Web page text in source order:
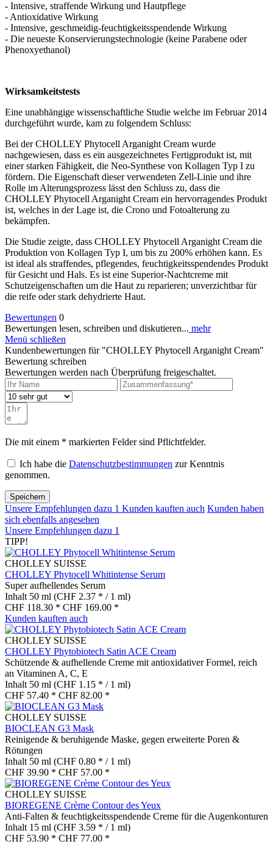
- Intensive, straffende Wirkung und Hautpflege
- Antioxidative Wirkung
- Intensive, geschmeidig-feuchtigkeitsspendende Wirkung
- Die neueste Konservierungstechnologie (keine Parabene oder
Phenoxyethanol)
Wirksamkeitstests
Eine unabhängige wissenschaftliche Studie welche im Februar 2014
durchgeführt wurde, kam zu folgendem Schluss:
Bei der CHOLLEY Phytocell Arganight Cream wurde
nachgewiesen, dass es ein ausgezeichnetes Fertigprodukt ist, mit
einer starken Fähigkeit, die Neo-Synthese von Kollagen Typ I zu
fördern. Die Eigenschaft dieser verwendeten Zell-Linie und ihre
Rolle im Alterungsprozess lässt den Schluss zu, dass die
CHOLLEY Phytocell Arganight Cream ein hervorragendes Produkt
ist, welches in der Lage ist, die Crono und Fotoalterung zu
bekämpfen.
Die Studie zeigte, dass CHOLLEY Phytocell Arganight Cream die
Produktion von Kollagen Typ I, um bis zu 200% erhöhen kann. Es
ist ideal als straffendes, pflegendes, feuchtigkeitsspendendes Produkt
für Gesicht und Hals. Es ist eine Superior-Nachtcreme mit
Schutzeigenschaften um die Haut zu reparieren; unverzichtbar für
die reife oder stark dehydrierte Haut.
Bewertungen 0
Bewertungen lesen, schreiben und diskutieren... mehr
Menü schließen
Kundenbewertungen für "CHOLLEY Phytocell Arganight Cream"
Bewertung schreiben
Bewertungen werden nach Überprüfung freigeschaltet.
Die mit einem * markierten Felder sind Pflichtfelder.
Ich habe die Datenschutzbestimmungen zur Kenntnis
genommen.
Speichern
Unsere Empfehlungen dazu 1 Kunden kauften auch Kunden haben
sich ebenfalls angesehen
Unsere Empfehlungen dazu 1
TIPP!
CHOLLEY SUISSE
CHOLLEY Phytocell Whitintense Serum
Super aufhellendes Serum
Inhalt 50 ml (CHF 2.37 * / 1 ml)
CHF 118.30 * CHF 169.00 *
Kunden kauften auch
CHOLLEY SUISSE
CHOLLEY Phytobiotech Satin ACE Cream
Schützende & aufhellende Creme mit antioxidativer Formel, reich
an Vitaminen A, C, E
Inhalt 50 ml (CHF 1.15 * / 1 ml)
CHF 57.40 * CHF 82.00 *
CHOLLEY SUISSE
BIOCLEAN G3 Mask
Reinigende & beruhigende Maske, gegen erweiterte Poren &
Rötungen
Inhalt 50 ml (CHF 0.80 * / 1 ml)
CHF 39.90 * CHF 57.00 *
CHOLLEY SUISSE
BIOREGENE Crème Contour des Yeux
Anti-Falten & feuchtigkeitsspendende Creme für die Augenkonturen
Inhalt 15 ml (CHF 3.59 * / 1 ml)
CHF 53.90 * CHF 77.00 *